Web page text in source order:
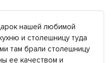
нашей любимой
и столешницу туда
там брали столешницу
ее качеством и